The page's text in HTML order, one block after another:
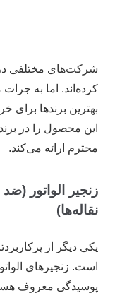
شرکت‌های مختلفی
کرده‌اند. اما به جرات
بهترین برند‌ها برای
این محصول را در
محترم ارائه می‌کند.
زنجیر الواتور
نقاله‌ها)
یکی دیگر از
است. زنجیر‌های
پوسیدگی معروف